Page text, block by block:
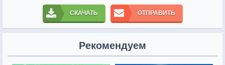
СКАЧАТЬ ОТПРАВИТЬ
Рекомендуем